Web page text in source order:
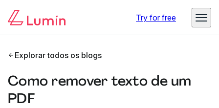
Try for free
Explorar todos os blogs
Como remover texto de um
PDF